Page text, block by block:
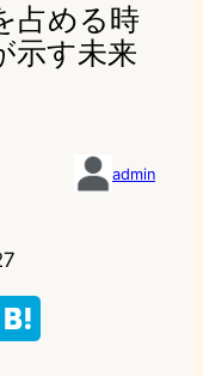
占める時
示す未来
admin